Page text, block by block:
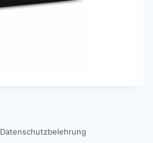
Datenschutzbelehrung